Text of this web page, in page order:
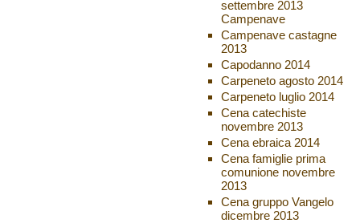
settembre 2013
Campenave
Campenave castagne
2013
Capodanno 2014
Carpeneto agosto 2014
Carpeneto luglio 2014
Cena catechiste
novembre 2013
Cena ebraica 2014
Cena famiglie prima
comunione novembre
2013
Cena gruppo Vangelo
dicembre 2013